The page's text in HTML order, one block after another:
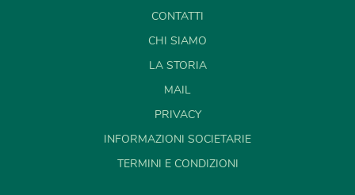
CONTATTI
CHI SIAMO
LA STORIA
MAIL
PRIVACY
INFORMAZIONI SOCIETARIE
TERMINI E CONDIZIONI